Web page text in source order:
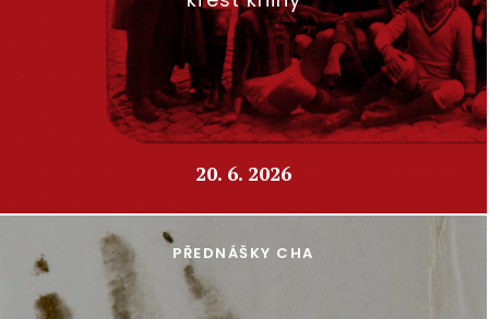
20. 6. 2026
PŘEDNÁŠKY CHA